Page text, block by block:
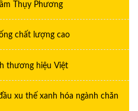
Thụy Phương
chất lượng cao
thương hiệu Việt
xu thế xanh hóa ngành chăn